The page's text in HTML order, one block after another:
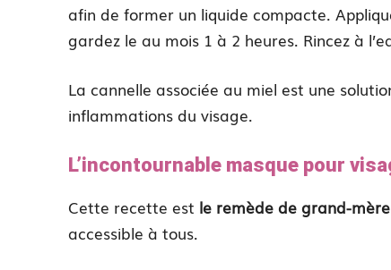
afin de former un liquide compacte.
gardez le au mois 1 à 2 heures. Rincez à
La cannelle associée au miel est une
inflammations du visage.
L’incontournable masque pour
Cette recette est le remède de grand-
accessible à tous.